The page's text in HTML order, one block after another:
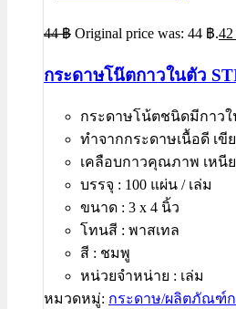
44฿ Original price was: 44 ฿.42
กระดาษโน๊ตกาวในตัว
กระดาษโน้ตชนิดมีกาวใ
ทำจากกระดาษเนื้อดี เ
เคลือบกาวคุณภาพ เหนี
บรรจุ : 100 แผ่น / เล่ม
ขนาด : 3 x 4 นิ้ว
โทนสี : พาสเทล
สี : ชมพู
หน่วยจำหน่าย : เล่ม
หมวดหมู่: กระดาษ/ผลิตภัณฑ์